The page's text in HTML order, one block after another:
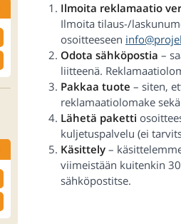
Ilmoita reklamaatio
Ilmoita tilaus-/
osoitteeseen
Odota sähköpostia –
liitteenä.
Pakkaa tuote – siten,
reklamaatiolomake
Lähetä paketti
kuljetuspalvelu (ei
Käsittely –
viimeistään kuitenkin
sähköpostitse.